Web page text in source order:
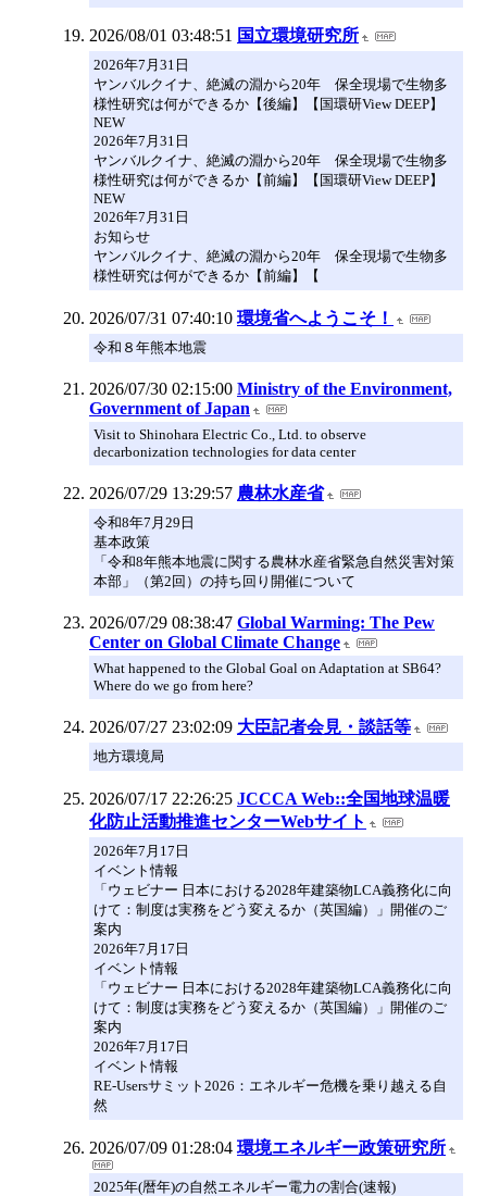
2026/08/01 03:48:51 国立環境研究所
2026年7月31日
ヤンバルクイナ、絶滅の淵から20年 保全現場で生物多
様性研究は何ができるか【後編】【国環研View DEEP】
NEW
2026年7月31日
ヤンバルクイナ、絶滅の淵から20年 保全現場で生物多
様性研究は何ができるか【前編】【国環研View DEEP】
NEW
2026年7月31日
お知らせ
ヤンバルクイナ、絶滅の淵から20年 保全現場で生物多
様性研究は何ができるか【前編】【
2026/07/31 07:40:10 環境省へようこそ！
令和８年熊本地震
2026/07/30 02:15:00 Ministry of the Environment,
Government of Japan
Visit to Shinohara Electric Co., Ltd. to observe
decarbonization technologies for data center
2026/07/29 13:29:57 農林水産省
令和8年7月29日
基本政策
「令和8年熊本地震に関する農林水産省緊急自然災害対策
本部」（第2回）の持ち回り開催について
2026/07/29 08:38:47 Global Warming: The Pew
Center on Global Climate Change
What happened to the Global Goal on Adaptation at SB64?
Where do we go from here?
2026/07/27 23:02:09 大臣記者会見・談話等
地方環境局
2026/07/17 22:26:25 JCCCA Web::全国地球温暖
化防止活動推進センターWebサイト
2026年7月17日
イベント情報
「ウェビナー 日本における2028年建築物LCA義務化に向
けて：制度は実務をどう変えるか（英国編）」開催のご
案内
2026年7月17日
イベント情報
「ウェビナー 日本における2028年建築物LCA義務化に向
けて：制度は実務をどう変えるか（英国編）」開催のご
案内
2026年7月17日
イベント情報
RE-Usersサミット2026：エネルギー危機を乗り越える自
然
2026/07/09 01:28:04 環境エネルギー政策研究所
2025年(暦年)の自然エネルギー電力の割合(速報)